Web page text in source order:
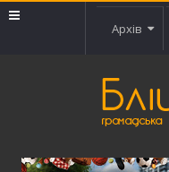
Архів